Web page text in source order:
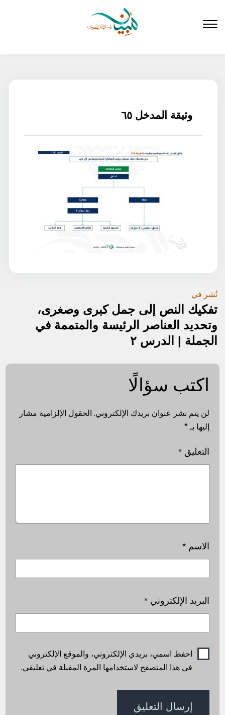
المحتوى
وثيقة المدخل ٦٥
تصفّح
المقالات
نُشر في
تفكيك النص إلى جمل كبرى وصغرى،
وتحديد العناصر الرئيسة والمتممة في
الجملة | الدرس ٢
اكتب سؤالًا
لن يتم نشر عنوان بريدك الإلكتروني. الحقول الإلزامية مشار
إليها بـ*
التعليق*
الاسم*
البريد الإلكتروني*
احفظ اسمي، بريدي الإلكتروني، والموقع الإلكتروني
في هذا المتصفح لاستخدامها المرة المقبلة في تعليقي.